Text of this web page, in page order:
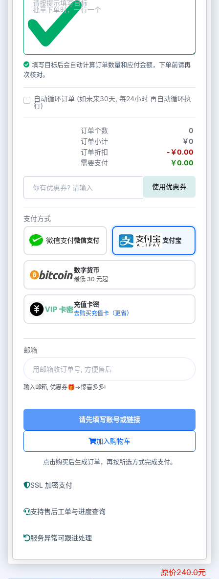
填写目标后会自动计算订单数量和应付金额，下单前请再
次核对。
自动循环订单 (如未来30天, 每24小时 再自动循环执
行)
订单个数
0
订单小计
￥0
订单折扣
-￥0.00
需要支付
￥0.00
使用优惠券
支付方式
微信支付 支付宝
数字货币
最低 30 元起
充值卡密
去购买充值卡（更省）
邮箱
输入邮箱, 优惠券🎁->惊喜多多!
加入购物车
请先填写账号或链接
点击购买后生成订单，再按所选方式完成支付。
SSL 加密支付
支持售后工单与进度查询
服务异常可跟进处理
原价240.0元